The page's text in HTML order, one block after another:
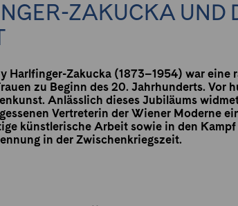
ZAKUCKA UND
Harlfinger-Zakucka (1873–1954) war eine
zu Beginn des 20. Jahrhunderts. Vor
Anlässlich dieses Jubiläums
Vertreterin der Wiener Moderne
künstlerische Arbeit sowie in den
in der Zwischenkriegszeit.